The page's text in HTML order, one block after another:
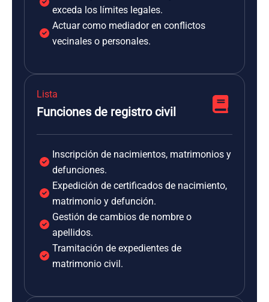
exceda los límites legales.
Actuar como mediador en conflictos
vecinales o personales.
Lista
Funciones de registro civil
Inscripción de nacimientos, matrimonios y
defunciones.
Expedición de certificados de nacimiento,
matrimonio y defunción.
Gestión de cambios de nombre o
apellidos.
Tramitación de expedientes de
matrimonio civil.